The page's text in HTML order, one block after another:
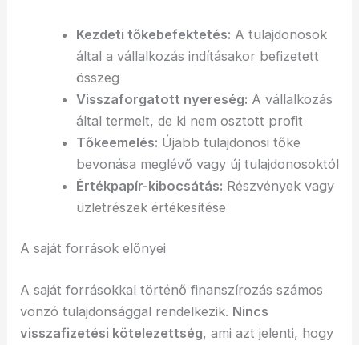
Kezdeti tőkebefektetés: A tulajdonosok
által a vállalkozás indításakor befizetett
összeg
Visszaforgatott nyereség: A vállalkozás
által termelt, de ki nem osztott profit
Tőkeemelés: Újabb tulajdonosi tőke
bevonása meglévő vagy új tulajdonosoktól
Értékpapír-kibocsátás: Részvények vagy
üzletrészek értékesítése
A saját források előnyei
A saját forrásokkal történő finanszírozás számos
vonzó tulajdonsággal rendelkezik. Nincs
visszafizetési kötelezettség, ami azt jelenti, hogy